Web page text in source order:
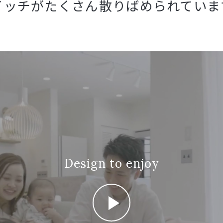
チがたく さん散りばめられてい
Design to enjoy